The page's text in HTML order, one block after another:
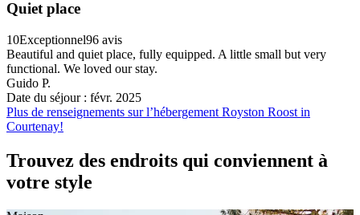
Quiet place
10Exceptionnel96 avis
Beautiful and quiet place, fully equipped. A little small but very
functional. We loved our stay.
Guido P.
Date du séjour : févr. 2025
Plus de renseignements sur l’hébergement Royston Roost in
Courtenay!
Trouvez des endroits qui conviennent à
votre style